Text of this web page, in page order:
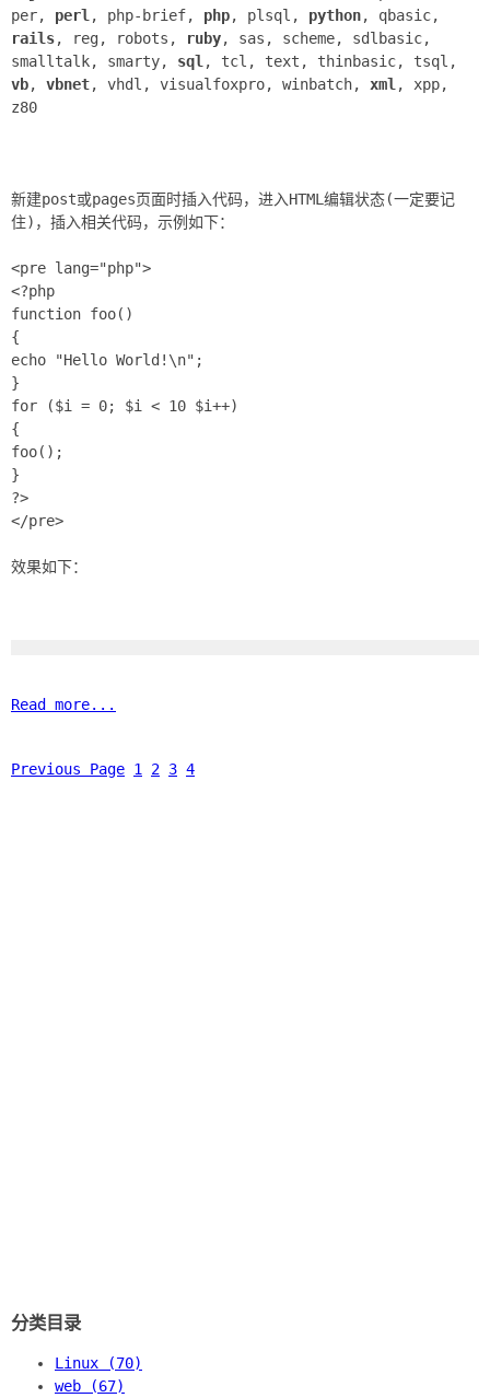
per, perl , php-brief, php, plsql, python, qbasic,
rails, reg, robots, ruby, sas, scheme, sdlbasic,
smalltalk, smarty, sql , tcl, text, thinbasic, tsql,
vb, vbnet, vhdl, visualfoxpro, winbatch, xml , xpp,
z80
新建post或pages页面时插入代码，进入HTML编辑状态(一定要记
住)，插入相关代码，示例如下：
<pre lang="php">
<?php
function foo()
{
echo "Hello World!\n";
}
for ($i = 0; $i < 10 $i++)
{
foo();
}
?>
</pre>
效果如下：
Read more...
Previous Page 1 2 3 4
分类目录
Linux (70)
web (67)